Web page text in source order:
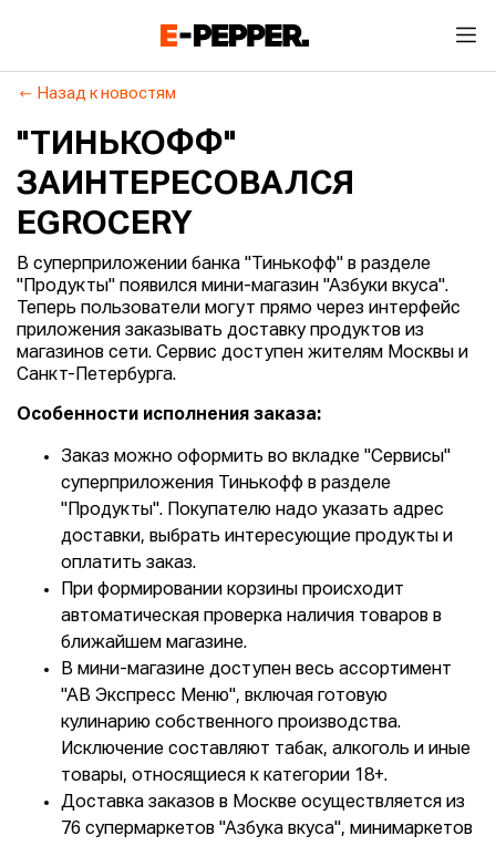
Назад к новостям
"ТИНЬКОФФ"
ЗАИНТЕРЕСОВАЛСЯ
EGROCERY
В суперприложении банка "Тинькофф" в разделе
"Продукты" появился мини-магазин "Азбуки вкуса".
Теперь пользователи могут прямо через интерфейс
приложения заказывать доставку продуктов из
магазинов сети. Сервис доступен жителям Москвы и
Санкт-Петербурга.
Особенности исполнения заказа:
Заказ можно оформить во вкладке "Сервисы"
суперприложения Тинькофф в разделе
"Продукты". Покупателю надо указать адрес
доставки, выбрать интересующие продукты и
оплатить заказ.
При формировании корзины происходит
автоматическая проверка наличия товаров в
ближайшем магазине.
В мини-магазине доступен весь ассортимент
"АВ Экспресс Меню", включая готовую
кулинарию собственного производства.
Исключение составляют табак, алкоголь и иные
товары, относящиеся к категории 18+.
Доставка заказов в Москве осуществляется из
76 супермаркетов "Азбука вкуса", минимаркетов